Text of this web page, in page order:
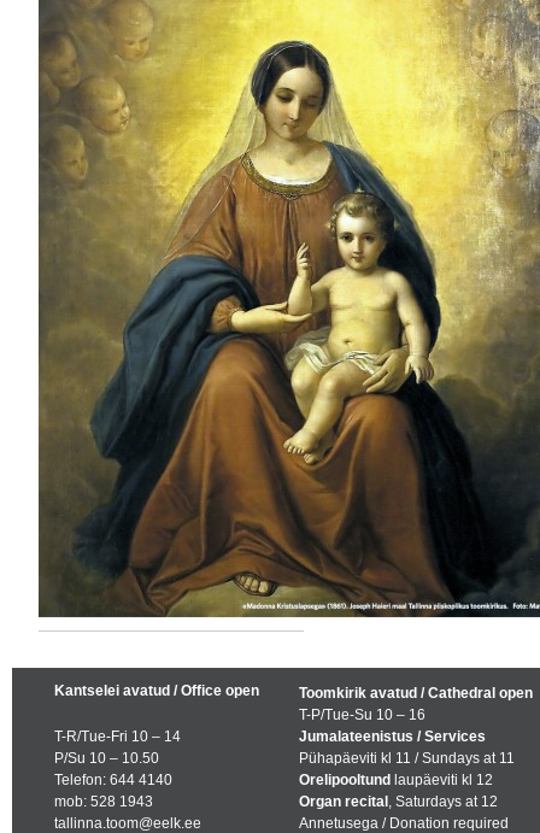
Kantselei avatud / Office open
T-R/Tue-Fri 10 – 14
P/Su 10 – 10.50
Telefon: 644 4140
mob: 528 1943
tallinna.toom@eelk.ee
Toomkirik avatud / Cathedral open
T-P/Tue-Su 10 – 16
Jumalateenistus / Services
Pühapäeviti kl 11 / Sundays at 11
Orelipooltund laupäeviti kl 12
Organ recital , Saturdays at 12
Annetusega / Donation required